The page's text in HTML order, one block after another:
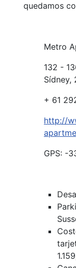
quedamos
Metro
132 -
Sídney,
+ 61
http://
GPS: -